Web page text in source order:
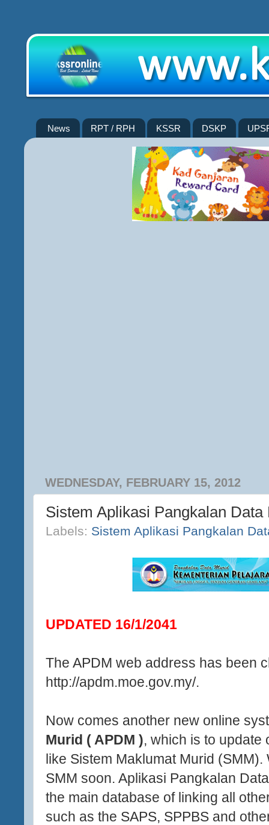
News RPT / RPH KSSR DSKP
WEDNESDAY, FEBRUARY 15, 2012
Sistem Aplikasi Pangkalan
Labels: Sistem Aplikasi Pangkalan
UPDATED 16/1/2041
The APDM web address has been
http://apdm.moe.gov.my/.
Now comes another new online
Murid ( APDM ), which is to update
like Sistem Maklumat Murid
SMM soon. Aplikasi Pangkalan
the main database of linking all
such as the SAPS, SPPBS and